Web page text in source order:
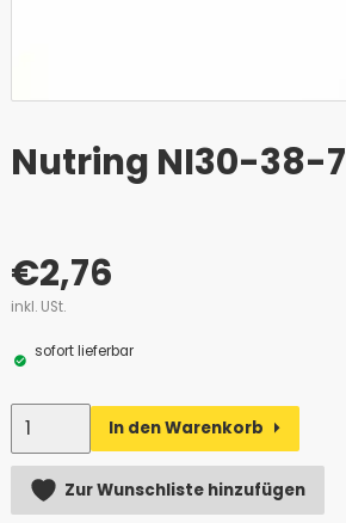
Nutring NI30-38-7
€2,76
inkl. USt.
sofort lieferbar
Anzahl
In den Warenkorb
Alternative:
Zur Wunschliste hinzufügen